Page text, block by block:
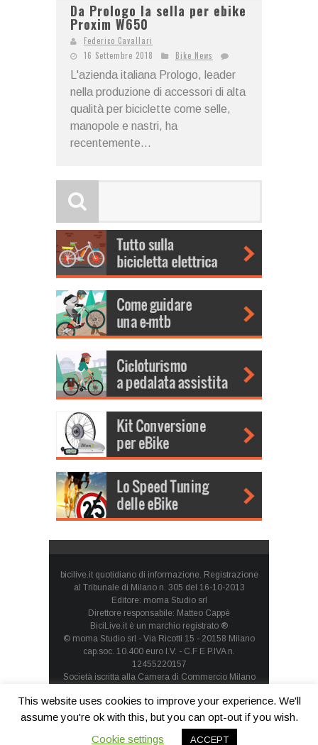
Da Prologo la sella per ebike
Proxim W650
Federico Cavallari
16 Settembre 2018
Bike News
L'azienda italiana Prologo, leader
nella produzione di accessori di alta
qualità per biciclette come selle,
manopole e nastri, ha
recentemente...
bicilive.it quotidiano di informazione. Registrazione
al Tribunale di Milano n. 305 del 16-10-2013
Editore: moma Studio srl
Direttore responsabile: Matteo Cappè
BiciLive.it è un marchio registrato ®
© moma Studio srl - Via Ricotti 15 - 20158 Milano
cap.soc. 10.400 euro I.V. - C.F E P.IVA n.
12455220157
Società iscritta alla Camera di Commercio Milano
socio unico
Privacy Policy-Cookie Policy
Contatti
This website uses cookies to improve your experience. We'll
assume you're ok with this, but you can opt-out if you wish.
Cookie settings
ACCEPT